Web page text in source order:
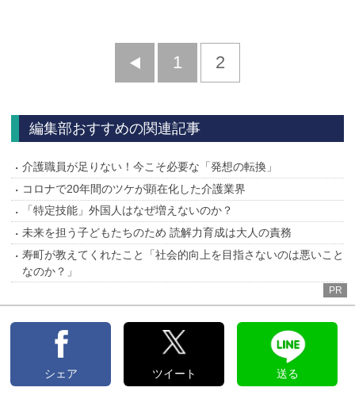
前
1 2
編集部おすすめの関連記事
介護職員が足りない！今こそ必要な「発想の転換」
コロナで20年間のツケが顕在化した介護業界
「特定技能」外国人はなぜ増えないのか？
未来を担う子どもたちのため 読解力育成は大人の責務
寿町が教えてくれたこと「社会的向上を目指さないのは悪いこと
なのか？」
PR
シェア ツイート 送る